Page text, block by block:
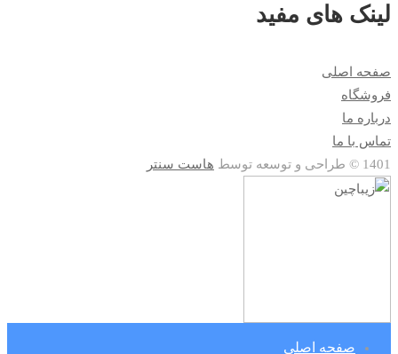
لینک های مفید
صفحه اصلی
فروشگاه
درباره ما
تماس با ما
1401 © طراحی و توسعه توسط
هاست سنتر
صفحه اصلی